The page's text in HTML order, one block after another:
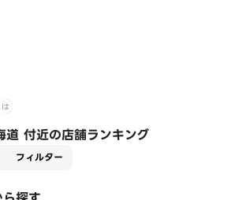
道 付近の店舗ランキング
フィルター